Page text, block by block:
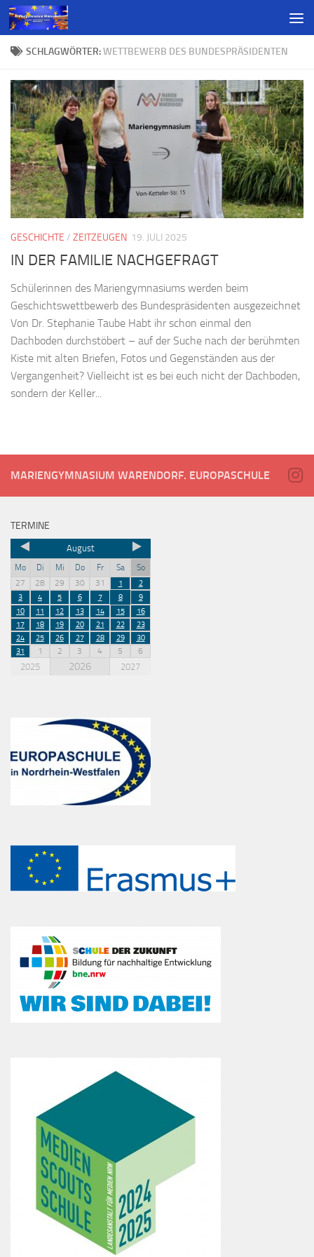
SCHLAGWÖRTER:WETTBEWERB DES BUNDESPRÄSIDENTEN
GESCHICHTE / ZEITZEUGEN 19. JULI 2025
IN DER FAMILIE NACHGEFRAGT
Schülerinnen des Mariengymnasiums werden beim
Geschichtswettbewerb des Bundespräsidenten ausgezeichnet
Von Dr. Stephanie Taube Habt ihr schon einmal den
Dachboden durchstöbert – auf der Suche nach der berühmten
Kiste mit alten Briefen, Fotos und Gegenständen aus der
Vergangenheit? Vielleicht ist es bei euch nicht der Dachboden,
sondern der Keller...
MARIENGYMNASIUM WARENDORF. EUROPASCHULE
TERMINE
August
Mo Di Mi Do Fr Sa
So
27
28 29 30 31 1
2
3
4 5 6 7 8
9
10
11 12 13 14 15
16
17
18 19 20 21 22
23
24
25 26 27 28 29
30
31
1 2 3 4 5 6
2025 2026 2027